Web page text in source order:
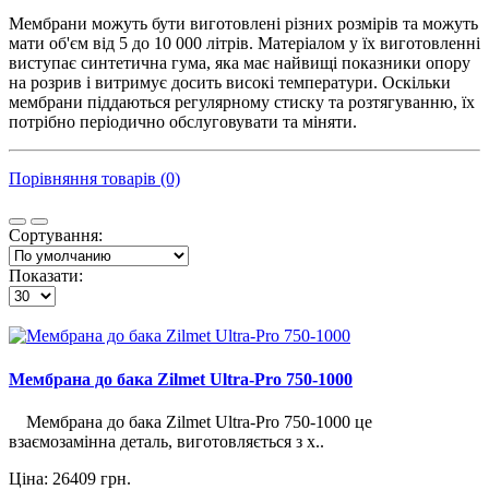
Мембрани можуть бути виготовлені різних розмірів та можуть
мати об'єм від 5 до 10 000 літрів. Матеріалом у їх виготовленні
виступає синтетична гума, яка має найвищі показники опору
на розрив і витримує досить високі температури. Оскільки
мембрани піддаються регулярному стиску та розтягуванню, їх
потрібно періодично обслуговувати та міняти.
Порівняння товарів (0)
Сортування:
Показати:
Мембрана до бака Zilmet Ultra-Pro 750-1000
Мембрана до бака Zilmet Ultra-Pro 750-1000 це
взаємозамінна деталь, виготовляється з х..
Ціна: 26409 грн.